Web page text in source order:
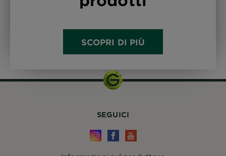
SCOPRI DI PIÙ
SEGUICI